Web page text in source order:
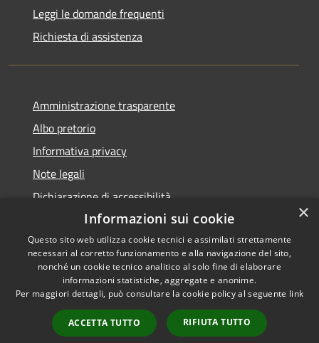
Leggi le domande frequenti
Richiesta di assistenza
Amministrazione trasparente
Albo pretorio
Informativa privacy
Note legali
Dichiarazione di accessibilità
Accessibilità
Privacy
Mappa del sito
Copyright © 2026 • Comune di
Visco • Powered by
Municipium
Accesso
redazione
×
Informazioni sui cookie
Questo sito web utilizza cookie tecnici e assimilati strettamente
necessari al corretto funzionamento e alla navigazione del sito,
nonché un cookie tecnico analitico al solo fine di elaborare
informazioni statistiche, aggregate e anonime.
Per maggiori dettagli, può consultare la cookie policy al seguente link
ACCETTA TUTTO RIFIUTA TUTTO